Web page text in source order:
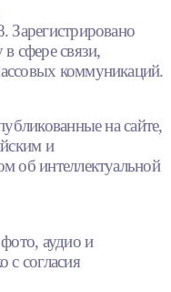
сфере связи,
коммуникаций.
на сайте,
и
об интеллектуальной
аудио и
с согласия